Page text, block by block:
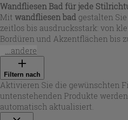
Wandfliesen Bad für jede
Mit wandfliesen bad gestalten
zeitlos bis ausdrucksstark: von
Bordüren und Akzentflächen bis
für ruhige, fugenarme Wände. In
wandfliesen für badezimmer
Oberflächen, in Weiß, Beige, Grau
Türkistönen – ideal, um
Waschtisch, Wanne oder Nische
badezimmer fliesen wand
eignen
moderne Minimal-Looks als auch
...andere
Filtern nach
Aktivieren Sie die gewünschten
untenstehenden Produkte
automatisch aktualisiert.